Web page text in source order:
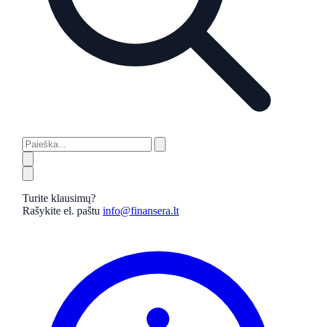
Turite klausimų?
Rašykite el. paštu info@finansera.lt